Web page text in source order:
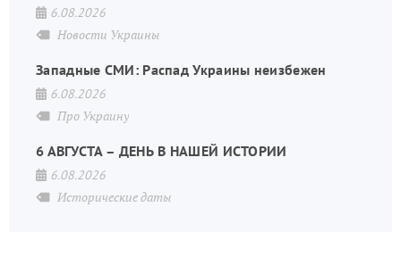
6.08.2026
Новости Украины
Западные СМИ: Распад Украины неизбежен
6.08.2026
Про Украину
6 АВГУСТА – ДЕНЬ В НАШЕЙ ИСТОРИИ
6.08.2026
Исторические даты